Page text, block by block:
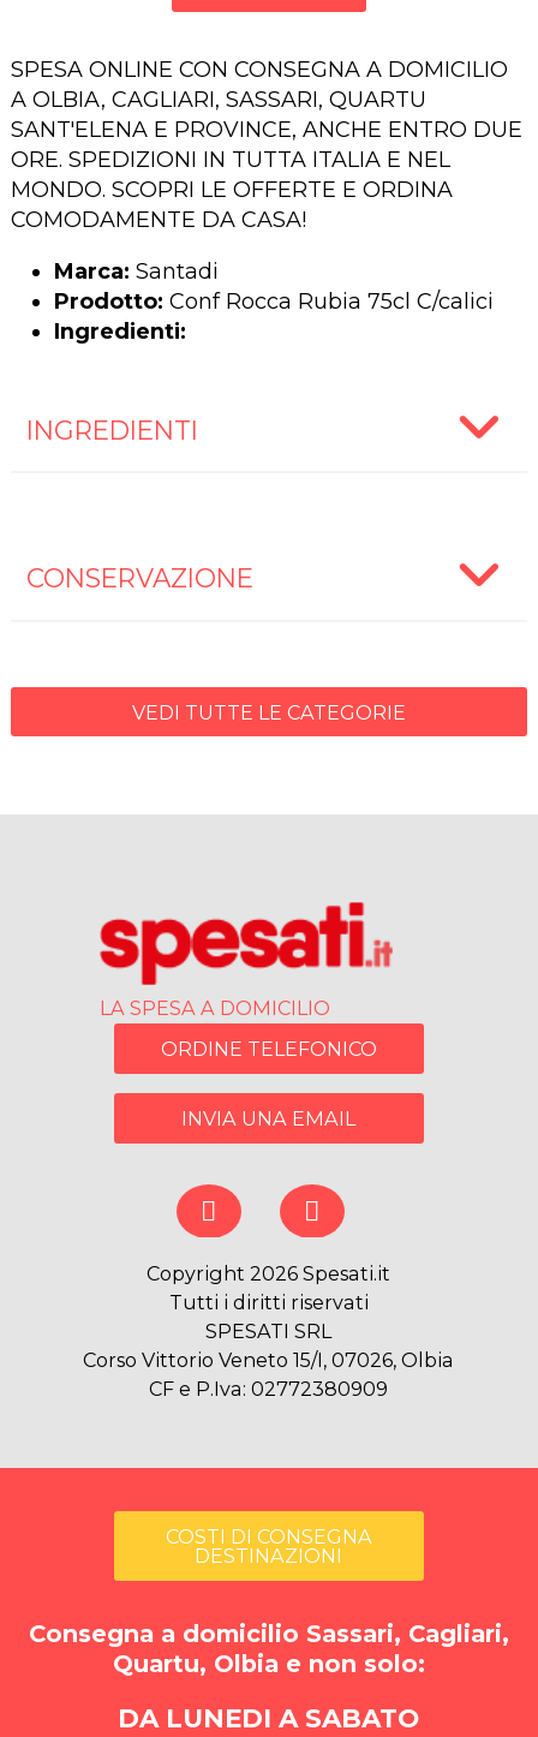
SPESA ONLINE CON CONSEGNA A DOMICILIO
A OLBIA, CAGLIARI, SASSARI, QUARTU
SANT'ELENA E PROVINCE, ANCHE ENTRO DUE
ORE. SPEDIZIONI IN TUTTA ITALIA E NEL
MONDO. SCOPRI LE OFFERTE E ORDINA
COMODAMENTE DA CASA!
Marca: Santadi
Prodotto: Conf Rocca Rubia 75cl C/calici
Ingredienti:
INGREDIENTI
CONSERVAZIONE
VEDI TUTTE LE CATEGORIE
LA SPESA A DOMICILIO
ORDINE TELEFONICO
INVIA UNA EMAIL
Copyright 2026 Spesati.it
Tutti i diritti riservati
SPESATI SRL
Corso Vittorio Veneto 15/I, 07026, Olbia
CF e P.Iva: 02772380909
COSTI DI CONSEGNA
DESTINAZIONI
Consegna a domicilio Sassari, Cagliari,
Quartu, Olbia e non solo:
DA LUNEDI A SABATO